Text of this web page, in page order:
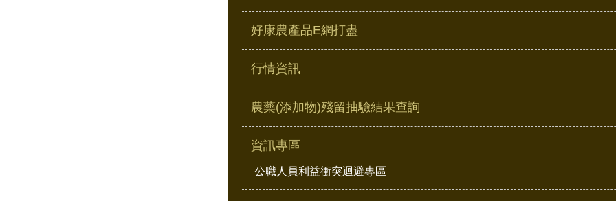
好康農產品E網打盡
行情資訊
農藥(添加物)殘留抽驗結果查詢
資訊專區
公職人員利益衝突迴避專區